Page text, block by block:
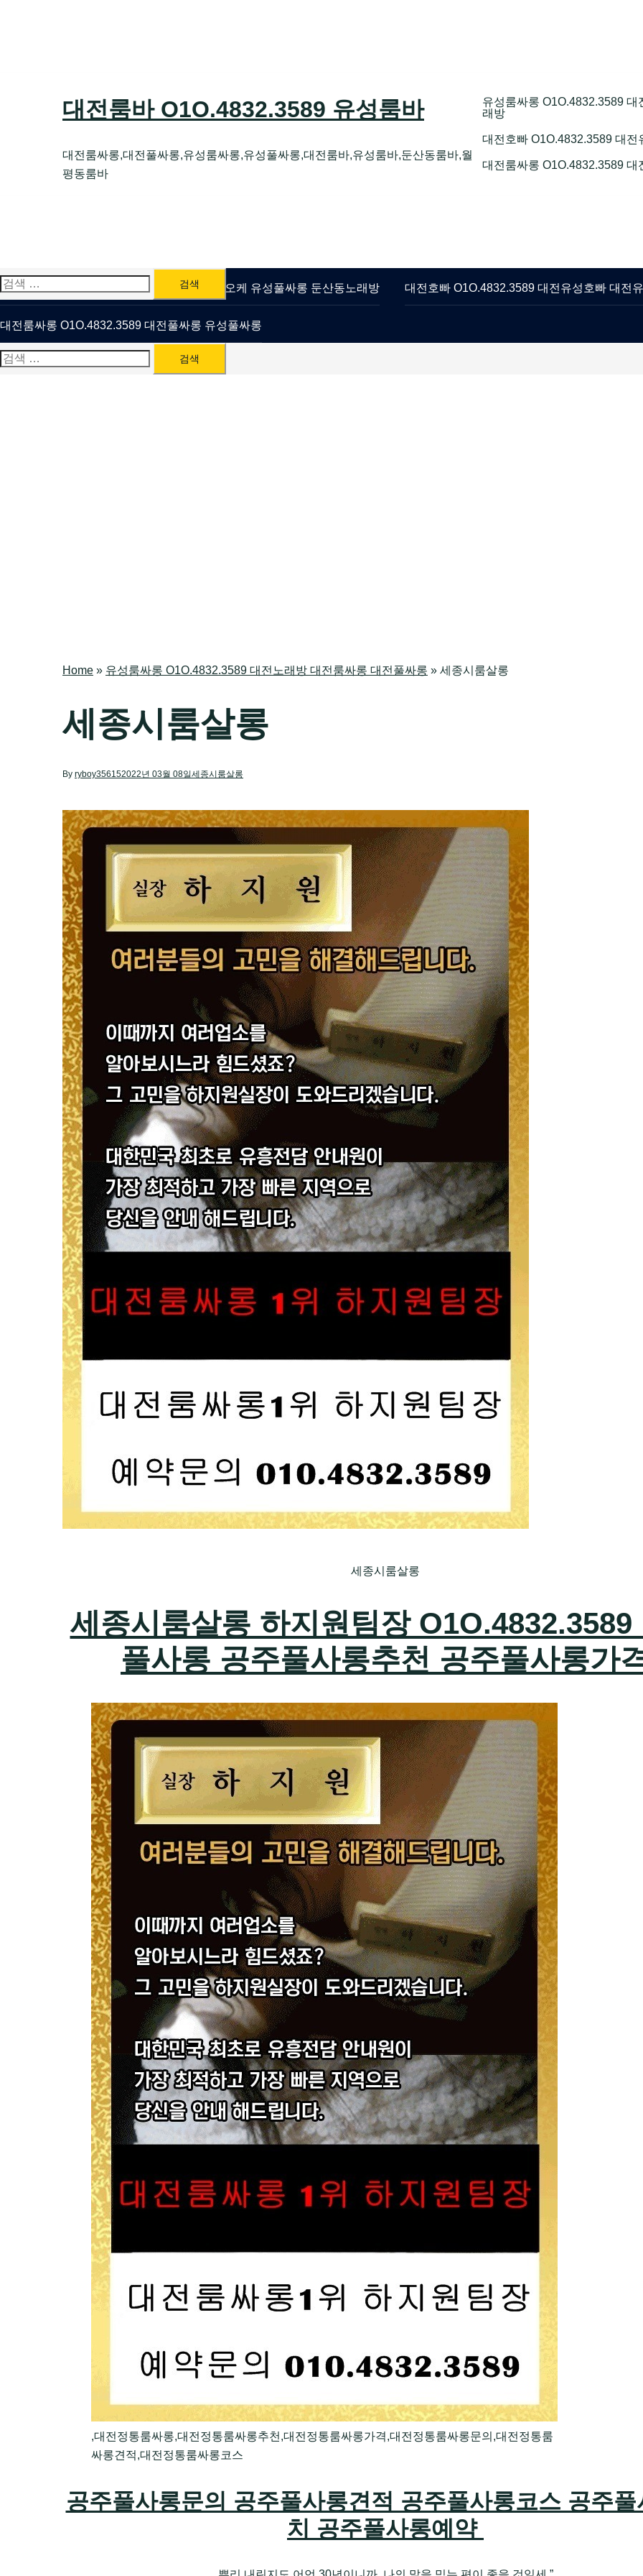
대전룸바 O1O.4832.3589 유성룸바
대전룸싸롱,대전풀싸롱,유성룸싸롱,유성풀싸롱,대전룸바,유성룸바,둔산동룸바,월
평동룸바
유성룸싸롱 O1O.4832.3589
래방
대전호빠 O1O.4832.3589 대
대전룸싸롱 O1O.4832.3589 대
검
색:
유성룸싸롱 O1O.4832.3589 대전퍼블릭가라오케 유성풀싸롱 둔산동노래방 대전호빠 O1O.4832.3589 대전유성호빠 대전
대전룸싸롱 O1O.4832.3589 대전풀싸롱 유성풀싸롱
검
Home » 유성룸싸롱 O1O.4832.3589 대전노래방 대전룸싸롱 대전풀싸롱 » 세종시룸살롱
세종시룸살롱
By ryboy356152022년 03월 08일세종시룸살롱
세종시룸살롱
세종시룸살롱 하지원팀장 O1O.4832.3589
풀사롱 공주풀사롱추천 공주풀사롱가
,대전정통룸싸롱,대전정통룸싸롱추천,대전정통룸싸롱가격,대전정통룸싸롱문의,대전정통룸
싸롱견적,대전정통룸싸롱코스
공주풀사롱문의 공주풀사롱견적 공주풀사롱코스 공주풀
치 공주풀사롱예약